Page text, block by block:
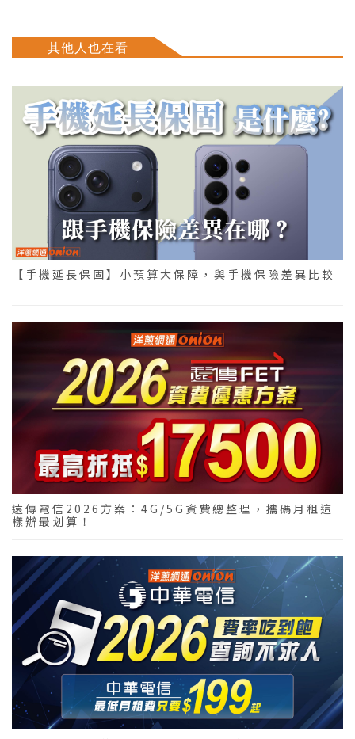
其他人也在看
【手機延長保固】小預算大保障，與手機保險差異比較
遠傳電信2026方案：4G/5G資費總整理，攜碼月租這
樣辦最划算！